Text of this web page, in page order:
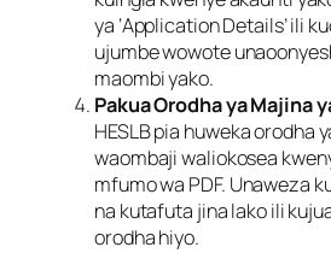
ya ‘Application Details’ ili
ujumbe wowote
maombi yako.
Pakua Orodha ya Majina
HESLB pia huweka orodha
waombaji waliokosea
mfumo wa PDF. Unaweza
na kutafuta jina lako ili
orodha hiyo.